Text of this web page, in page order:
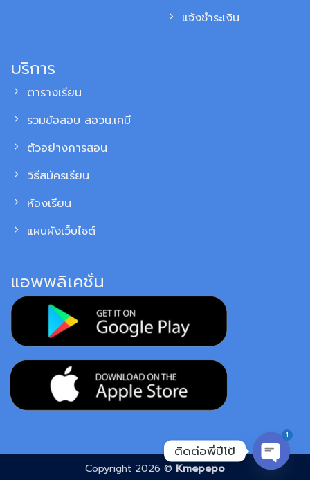
แจ้งชำระเงิน
บริการ
ตารางเรียน
รวมข้อสอบ สอวน.เคมี
ตัวอย่างการสอน
วิธีสมัครเรียน
ห้องเรียน
แผนผังเว็บไซต์
แอพพลิเคชั่น
Copyright 2026 © Kmepepo
ติดต่อพี่ปีโป้
1